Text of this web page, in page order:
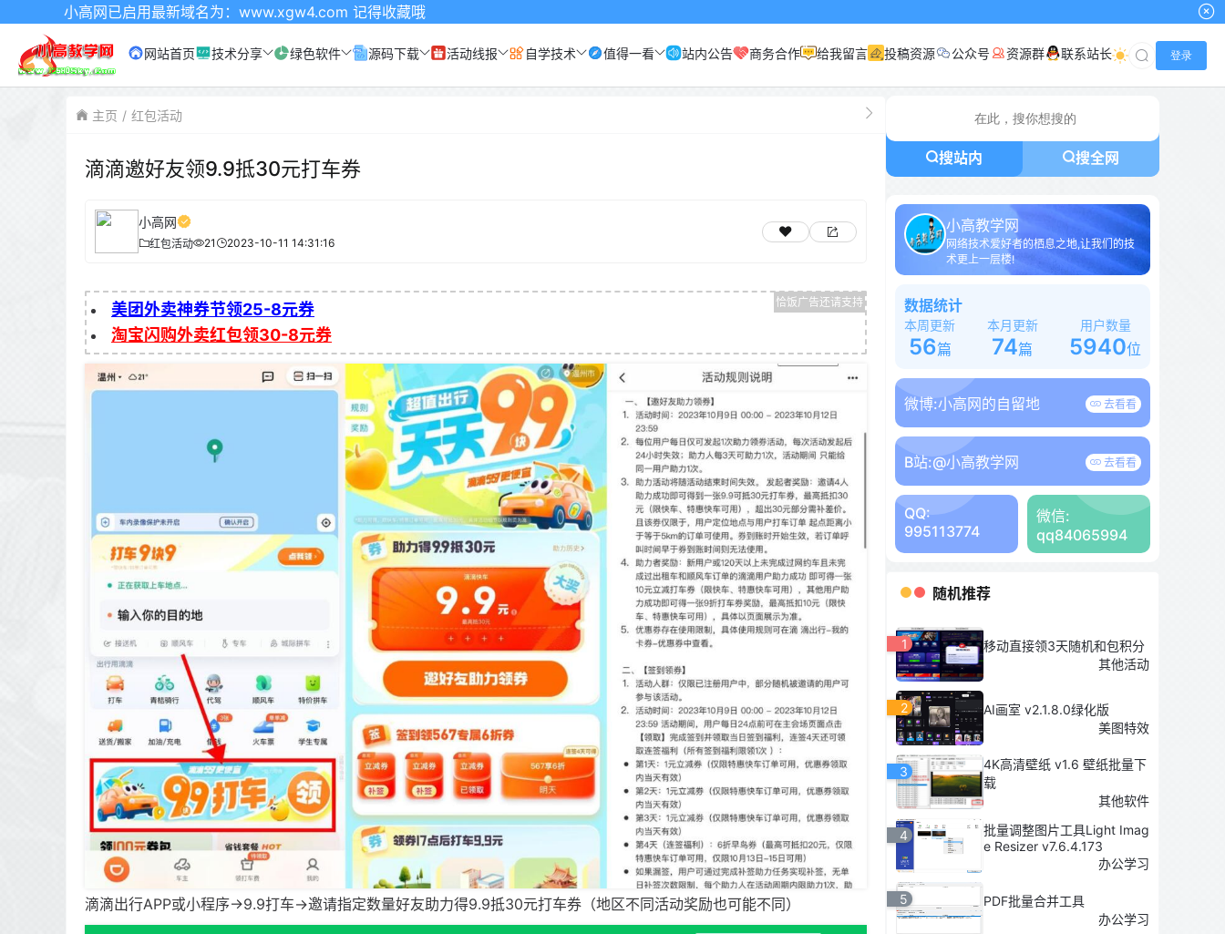
网已启用最新域名为：www.xgw4.com 记得收藏哦
网站首页 技术分享 绿色软件 源码下载 活动线报 自学技术 值得一看 站内公告 商务合作 给我留言 投稿资源 公众号 资源群 联系站长 登录
主页 红包活动
滴滴邀好友领9.9抵30元打车券
小高网
红包活动 21 2023-10-11 14:31:16
美团外卖神券节领25-8元券
淘宝闪购外卖红包领30-8元券
滴滴出行APP或小程序->9.9打车->邀请指定数量好友助力得9.9抵30元打车券（地区不同活动奖励也可能不同）
搜站内 搜全网
小高教学网
网络技术爱好者的栖息之地,让我们的技
术更上一层楼!
数据统计
本周更新
56篇
本月更新
74篇
用户数量
5940位
微博:小高网的自留地 去看看
B站:@小高教学网 去看看
QQ:
995113774
微信:
qq84065994
随机推荐
1
移动直接领3天随机和包积分
其他活动
2
AI画室 v2.1.8.0绿化版
美图特效
3
4K高清壁纸 v1.6 壁纸批量下
载
其他软件
4
批量调整图片工具Light Imag
e Resizer v7.6.4.173
办公学习
5
PDF批量合并工具
办公学习